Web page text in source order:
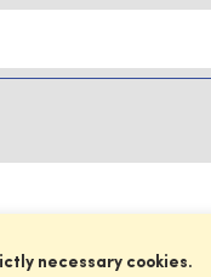
necessary cookies.